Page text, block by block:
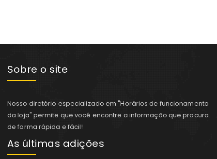
Sobre o site
Nosso diretório especializado em "Horários de funcionamento
da loja" permite que você encontre a informação que procura
de forma rápida e fácil!
As últimas adições